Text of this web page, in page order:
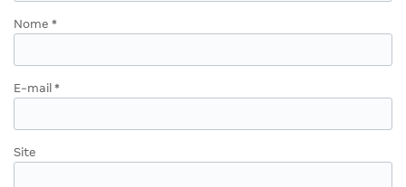
Nome *
E-mail *
Site